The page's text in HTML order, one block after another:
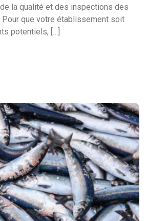
la qualité et des inspections des
que votre établissement soit
potentiels, […]